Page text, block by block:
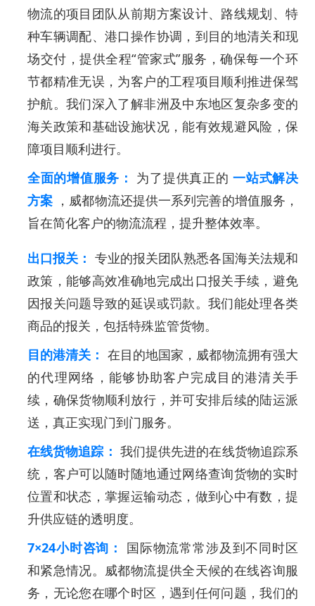
物流的项目团队从前期方案设计、路线规划、特
种车辆调配、港口操作协调，到目的地清关和现
场交付，提供全程“管家式”服务，确保每一个环
节都精准无误，为客户的工程项目顺利推进保驾
护航。我们深入了解非洲及中东地区复杂多变的
海关政策和基础设施状况，能有效规避风险，保
障项目顺利进行。
全面的增值服务： 为了提供真正的一站式解决
方案 ，威都物流还提供一系列完善的增值服务，
旨在简化客户的物流流程，提升整体效率。
出口报关： 专业的报关团队熟悉各国海关法规和
政策，能够高效准确地完成出口报关手续，避免
因报关问题导致的延误或罚款。我们能处理各类
商品的报关，包括特殊监管货物。
目的港清关： 在目的地国家，威都物流拥有强大
的代理网络，能够协助客户完成目的港清关手
续，确保货物顺利放行，并可安排后续的陆运派
送，真正实现门到门服务。
在线货物追踪： 我们提供先进的在线货物追踪系
统，客户可以随时随地通过网络查询货物的实时
位置和状态，掌握运输动态，做到心中有数，提
升供应链的透明度。
7×24小时咨询： 国际物流常常涉及到不同时区
和紧急情况。威都物流提供全天候的在线咨询服
务，无论您在哪个时区，遇到任何问题，我们的